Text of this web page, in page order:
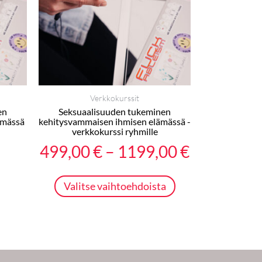
Verkkokurssit
Seksuaalisuuden tukeminen
kehitysvammaisen ihmisen elämässä -
verkkokurssi ryhmille
499,00€ – 1199,00€
Valitse vaihtoehdoista
Voit
tehdä
valinnat
tuotteen
sivulla.